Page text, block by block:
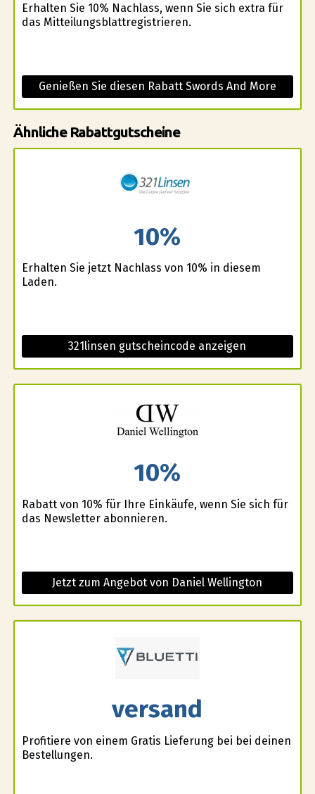
Erhalten Sie 10% Nachlass, wenn Sie sich extra für
das Mitteilungsblattregistrieren.
Genießen Sie diesen Rabatt Swords And More
Ähnliche Rabattgutscheine
10%
Erhalten Sie jetzt Nachlass von 10% in diesem
Laden.
321linsen gutscheincode anzeigen
10%
Rabatt von 10% für Ihre Einkäufe, wenn Sie sich für
das Newsletter abonnieren.
Jetzt zum Angebot von Daniel Wellington
versand
Profitiere von einem Gratis Lieferung bei bei deinen
Bestellungen.